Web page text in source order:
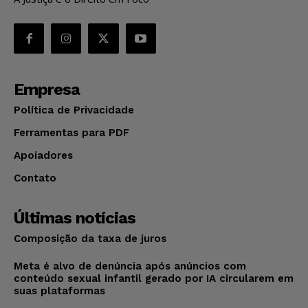
Empresa
Política de Privacidade
Ferramentas para PDF
Apoiadores
Contato
Últimas notícias
Composição da taxa de juros
Meta é alvo de denúncia após anúncios com
conteúdo sexual infantil gerado por IA circularem em
suas plataformas